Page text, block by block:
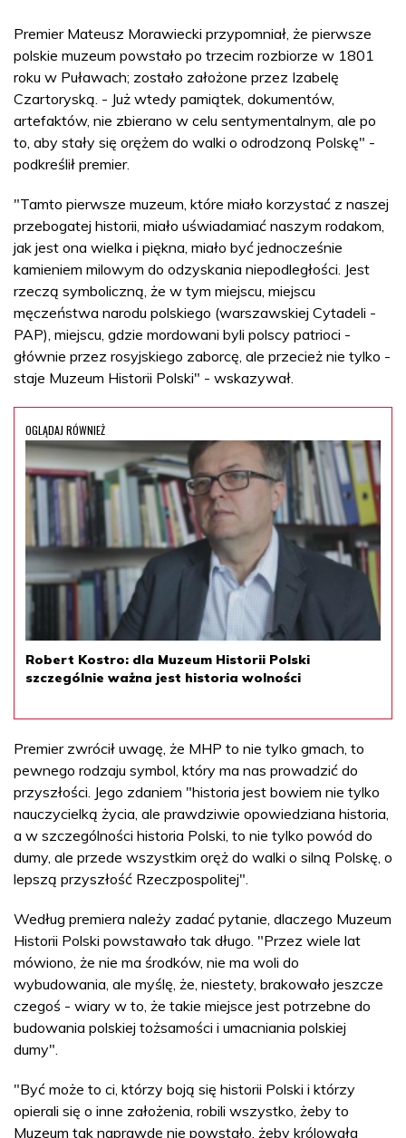
Premier Mateusz Morawiecki przypomniał, że pierwsze
polskie muzeum powstało po trzecim rozbiorze w 1801
roku w Puławach; zostało założone przez Izabelę
Czartoryską. - Już wtedy pamiątek, dokumentów,
artefaktów, nie zbierano w celu sentymentalnym, ale po
to, aby stały się orężem do walki o odrodzoną Polskę" -
podkreślił premier.
"Tamto pierwsze muzeum, które miało korzystać z naszej
przebogatej historii, miało uświadamiać naszym rodakom,
jak jest ona wielka i piękna, miało być jednocześnie
kamieniem milowym do odzyskania niepodległości. Jest
rzeczą symboliczną, że w tym miejscu, miejscu
męczeństwa narodu polskiego (warszawskiej Cytadeli -
PAP), miejscu, gdzie mordowani byli polscy patrioci -
głównie przez rosyjskiego zaborcę, ale przecież nie tylko -
staje Muzeum Historii Polski" - wskazywał.
OGLĄDAJ RÓWNIEŻ
Robert Kostro: dla Muzeum Historii Polski
szczególnie ważna jest historia wolności
Premier zwrócił uwagę, że MHP to nie tylko gmach, to
pewnego rodzaju symbol, który ma nas prowadzić do
przyszłości. Jego zdaniem "historia jest bowiem nie tylko
nauczycielką życia, ale prawdziwie opowiedziana historia,
a w szczególności historia Polski, to nie tylko powód do
dumy, ale przede wszystkim oręż do walki o silną Polskę, o
lepszą przyszłość Rzeczpospolitej".
Według premiera należy zadać pytanie, dlaczego Muzeum
Historii Polski powstawało tak długo. "Przez wiele lat
mówiono, że nie ma środków, nie ma woli do
wybudowania, ale myślę, że, niestety, brakowało jeszcze
czegoś - wiary w to, że takie miejsce jest potrzebne do
budowania polskiej tożsamości i umacniania polskiej
dumy".
"Być może to ci, którzy boją się historii Polski i którzy
opierali się o inne założenia, robili wszystko, żeby to
Muzeum tak naprawdę nie powstało, żeby królowała